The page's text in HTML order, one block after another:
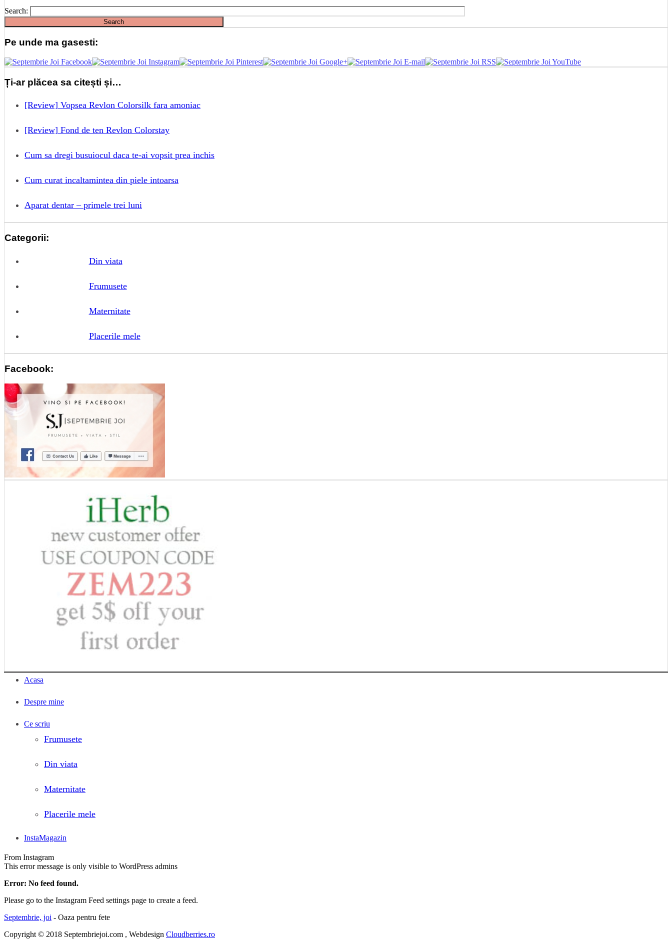
Search:
Pe unde ma gasesti:
Ți-ar plăcea sa citești și…
[Review] Vopsea Revlon Colorsilk fara amoniac
[Review] Fond de ten Revlon Colorstay
Cum sa dregi busuiocul daca te-ai vopsit prea inchis
Cum curat incaltamintea din piele intoarsa
Aparat dentar – primele trei luni
Categorii:
Din viata
Frumusete
Maternitate
Placerile mele
Facebook:
Acasa
Despre mine
Ce scriu
Frumusete
Din viata
Maternitate
Placerile mele
InstaMagazin
From Instagram
This error message is only visible to WordPress admins
Error: No feed found.
Please go to the Instagram Feed settings page to create a feed.
Septembrie, joi - Oaza pentru fete
Copyright © 2018 Septembriejoi.com , Webdesign Cloudberries.ro